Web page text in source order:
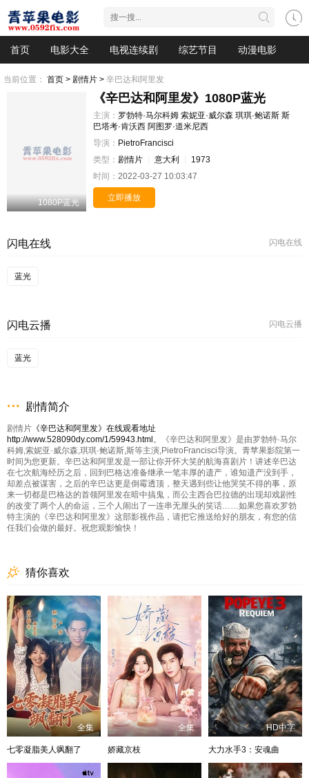
首页 电影大全 电视连续剧 综艺节目 动漫电影
当前位置： 首页 > 剧情片 > 辛巴达和阿里发
1080P蓝光
《辛巴达和阿里发》1080P蓝光
主演： 罗勃特·马尔科姆 索妮亚·威尔森 琪琪·鲍诺斯 斯
巴塔考·肯沃西 阿图罗·道米尼西
导演： PietroFrancisci
类型： 剧情片 意大利
1973
时间： 2022-03-27 10:03:47
立即播放
闪电在线
闪电在线
蓝光
闪电云播
闪电云播
蓝光
剧情简介
剧情片 《辛巴达和阿里发》在线观看地址
http://www.528090dy.com/1/59943.html 。《辛巴达和阿里发》是由罗勃特·马尔
科姆,索妮亚·威尔森,琪琪·鲍诺斯,斯等主演,PietroFrancisci导演。青苹果影院第一
时间为您更新。辛巴达和阿里发是一部让你开怀大笑的航海喜剧片！讲述辛巴达
在七次航海经历之后，回到巴格达准备继承一笔丰厚的遗产，谁知遗产没到手，
却差点被谋害，之后的辛巴达更是倒霉透顶，整天遇到些让他哭笑不得的事，原
来一切都是巴格达的首领阿里发在暗中搞鬼，而公主西合巴拉德的出现却戏剧性
的改变了两个人的命运，三个人闹出了一连串无厘头的笑话……如果您喜欢罗勃
特主演的《辛巴达和阿里发》这部影视作品，请把它推送给好的朋友，有您的信
任我们会做的最好。祝您观影愉快！
猜你喜欢
全集
七零凝脂美人飒翻了
全集
娇藏京枝
HD中字
大力水手3：安魂曲